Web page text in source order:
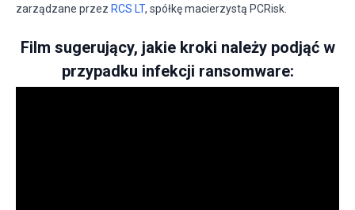
zarządzane przez RCS LT, spółkę macierzystą PCRisk.
Film sugerujący, jakie kroki należy podjąć w
przypadku infekcji ransomware: